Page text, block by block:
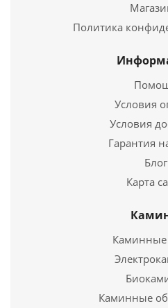
459 741
Купить в
Политика
Условия
Условия
Гарантия
Блог
Карта
Каминные
Каминные